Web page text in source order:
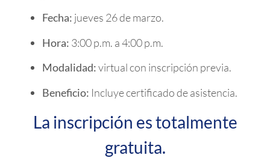
Fecha: jueves 26 de marzo.
Hora: 3:00 p.m. a 4:00 p.m.
Modalidad:virtual con inscripción previa.
Beneficio: Incluye certificado de asistencia.
La inscripción es totalmente
gratuita.